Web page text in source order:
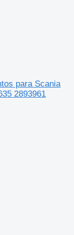
para Scania
2893961